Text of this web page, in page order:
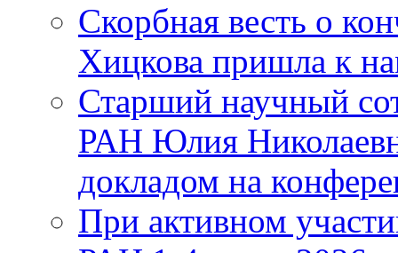
Скорбная весть о
Хицкова пришла к
Старший научный
РАН Юлия
докладом на
При активном